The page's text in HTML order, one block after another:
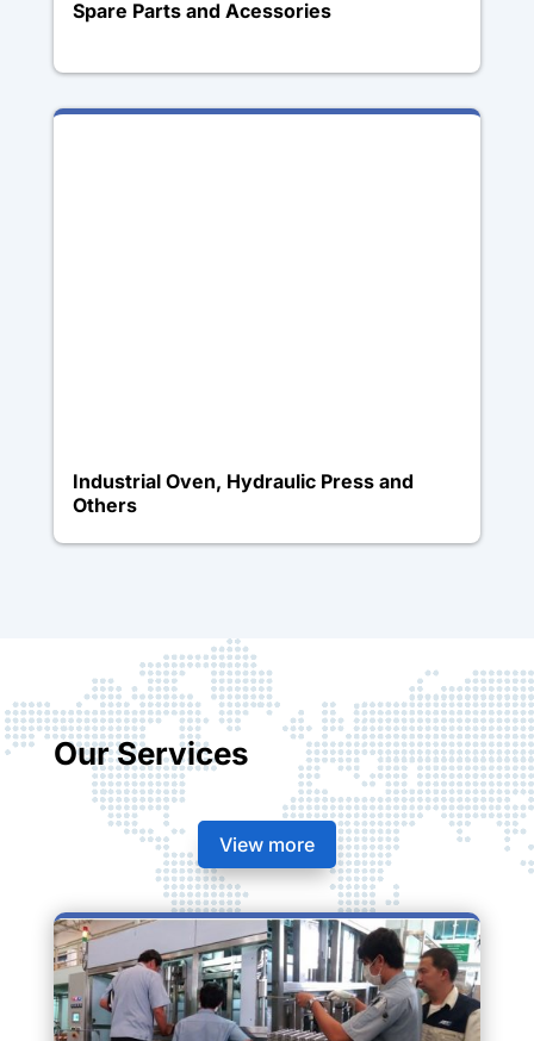
Spare Parts and Acessories
Industrial Oven, Hydraulic Press and
Others
Our Services
View more